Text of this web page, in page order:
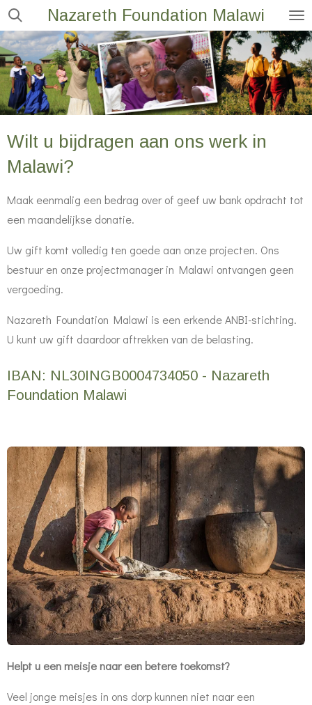
Ga
direct
naar
de
hoofdinhoud
Nazareth Foundation Malawi
Wilt u bijdragen aan ons werk in
Malawi?
Maak eenmalig een bedrag over of geef uw bank opdracht tot
een maandelijkse donatie.
Uw gift komt volledig ten goede aan onze projecten. Ons
bestuur en onze projectmanager in Malawi ontvangen geen
vergoeding.
Nazareth Foundation Malawi is een erkende ANBI-stichting.
U kunt uw gift daardoor aftrekken van de belasting.
IBAN: NL30INGB0004734050 - Nazareth
Foundation Malawi
Helpt u een meisje naar een betere toekomst?
Veel jonge meisjes in ons dorp kunnen niet naar een